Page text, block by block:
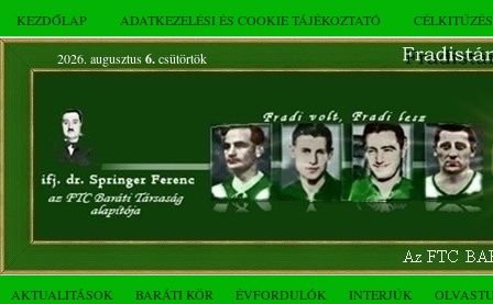
KEZDŐLAP ADATKEZELÉSI ÉS COOKIE TÁJÉKOZTATÓ
2026. augusztus 6.csütörtök
AKTUALITÁSOK BARÁTI KÖR ÉVFORDULÓK INTERJÚK